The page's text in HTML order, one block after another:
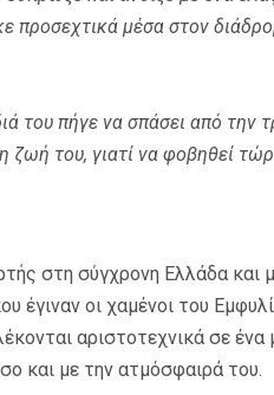
προσεχτικά μέσα στον
του πήγε να σπάσει από την
ζωή του, γιατί να φοβηθεί
στη σύγχρονη Ελλάδα και
έγιναν οι χαμένοι του
αριστοτεχνικά σε ένα
και με την ατμόσφαιρά του.